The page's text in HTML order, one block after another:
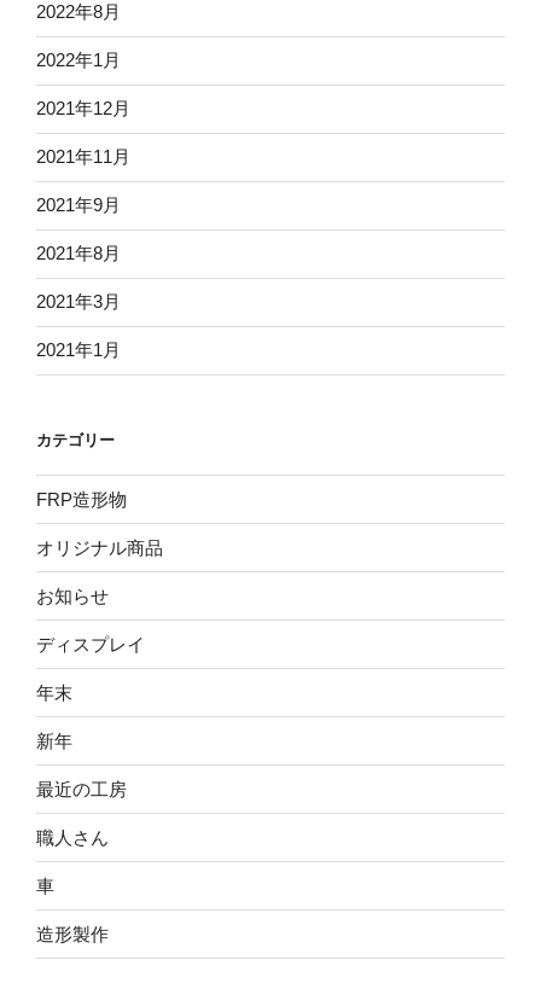
2022年8月
2022年1月
2021年12月
2021年11月
2021年9月
2021年8月
2021年3月
2021年1月
カテゴリー
FRP造形物
オリジナル商品
お知らせ
ディスプレイ
年末
新年
最近の工房
職人さん
車
造形製作